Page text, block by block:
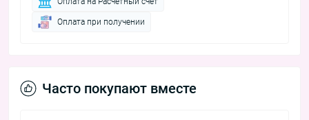
Оплата при получении
Часто покупают вместе